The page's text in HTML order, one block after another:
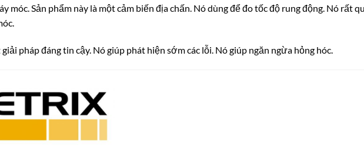
móc. Sản phẩm này là một cảm biến địa chấn. Nó dùng để đo tốc độ rung động. Nó rất
giải pháp đáng tin cậy. Nó giúp phát hiện sớm các lỗi. Nó giúp ngăn ngừa hỏng hóc.